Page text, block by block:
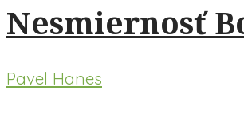
Nesmiernosť
Pavel Hanes